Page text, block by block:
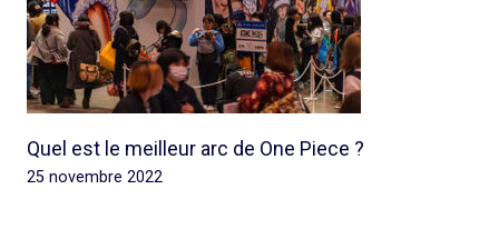
Quel est le meilleur arc de One Piece ?
25 novembre 2022